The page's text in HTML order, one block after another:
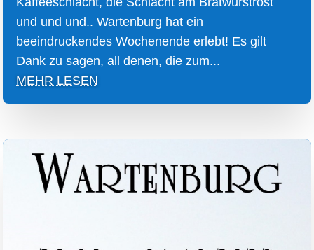
und und und.. Wartenburg hat ein
beeindruckendes Wochenende erlebt! Es gilt
Dank zu sagen, all denen, die zum...
MEHR LESEN